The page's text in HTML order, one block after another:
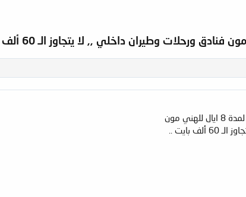
مون
بايت ..